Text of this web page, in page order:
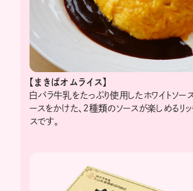
【まきばオムライス】
白バラ牛乳をたっぷり使用したホワイトソー
ースをかけた、2種類のソースが楽しめるリ
スです。